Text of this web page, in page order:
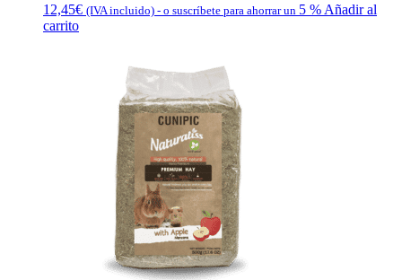
12,45€ (IVA incluido) - o suscríbete para ahorrar un 5 % Añadir al
carrito